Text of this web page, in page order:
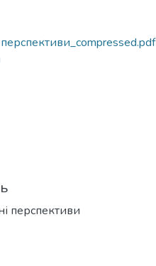
перспективи